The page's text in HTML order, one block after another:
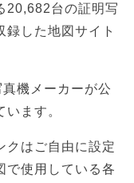
20,682台の証明写
した地図サイト
機メーカーが公
ます。
クはご自由に設定
で使用している各